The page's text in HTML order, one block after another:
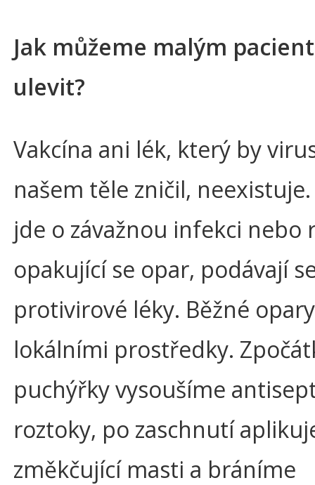
Jak můžeme malým
ulevit?
Vakcína ani lék, který by
našem těle zničil,
jde o závažnou infekci nebo
opakující se opar, podávají
protivirové léky. Běžné
lokálními prostředky.
puchýřky vysoušíme
roztoky, po zaschnutí
změkčující masti a bráníme